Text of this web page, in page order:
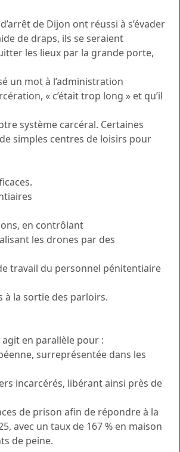
de Dijon ont réussi à s’évader
de draps, ils se seraient
les lieux par la grande porte,
un mot à l’administration
« c’était trop long » et qu’il
système carcéral. Certaines
simples centres de loisirs pour
en contrôlant
les drones par des
travail du personnel pénitentiaire
à la sortie des parloirs.
en parallèle pour :
surreprésentée dans les
incarcérés, libérant ainsi près de
de prison afin de répondre à la
avec un taux de 167 % en maison
de peine.